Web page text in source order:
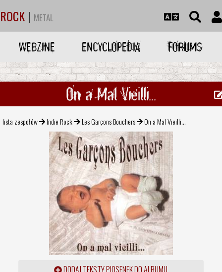
ROCK | METAL
WEBZINE ENCYCLOPEDIA FORUMS
On a Mal Vieilli...
lista zespołów Indie Rock Les Garçons Bouchers On a Mal Vieilli...
DODAJ TEKSTY PIOSENEK DO ALBUMU